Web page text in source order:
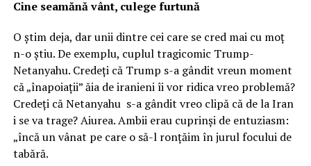
Cine seamănă vânt, culege furtună
O știm deja, dar unii dintre cei care se cred mai cu moț
n-o știu. De exemplu, cuplul tragicomic Trump-
Netanyahu. Credeți că Trump s-a gândit vreun moment
că „înapoiații” ăia de iranieni îi vor ridica vreo problemă?
Credeți că Netanyahu s-a gândit vreo clipă că de la Iran
i se va trage? Aiurea. Ambii erau cuprinși de entuziasm:
„încă un vânat pe care o să-l ronțăim în jurul focului de
tabără.